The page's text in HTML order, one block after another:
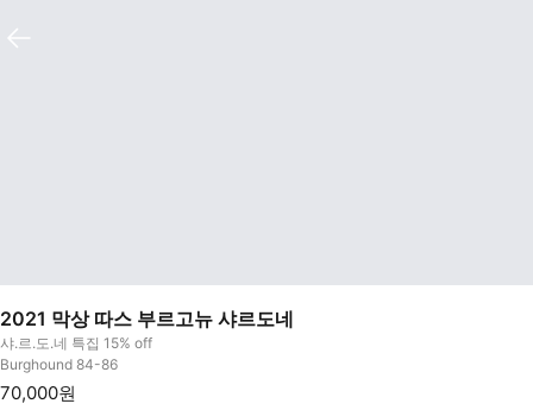
2021 막상 따스 부르고뉴 샤르도네
샤.르.도.네 특집 15% off
Burghound 84-86
70,000원